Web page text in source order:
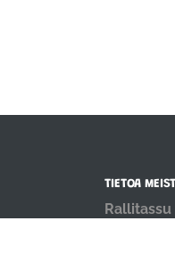
TIETOA